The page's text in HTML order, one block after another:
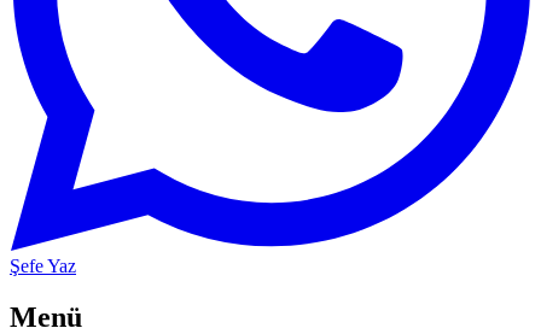
Şefe Yaz
Menü